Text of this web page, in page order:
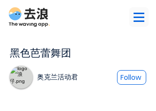
黑色芭蕾舞团
奥克兰活动君 Follow